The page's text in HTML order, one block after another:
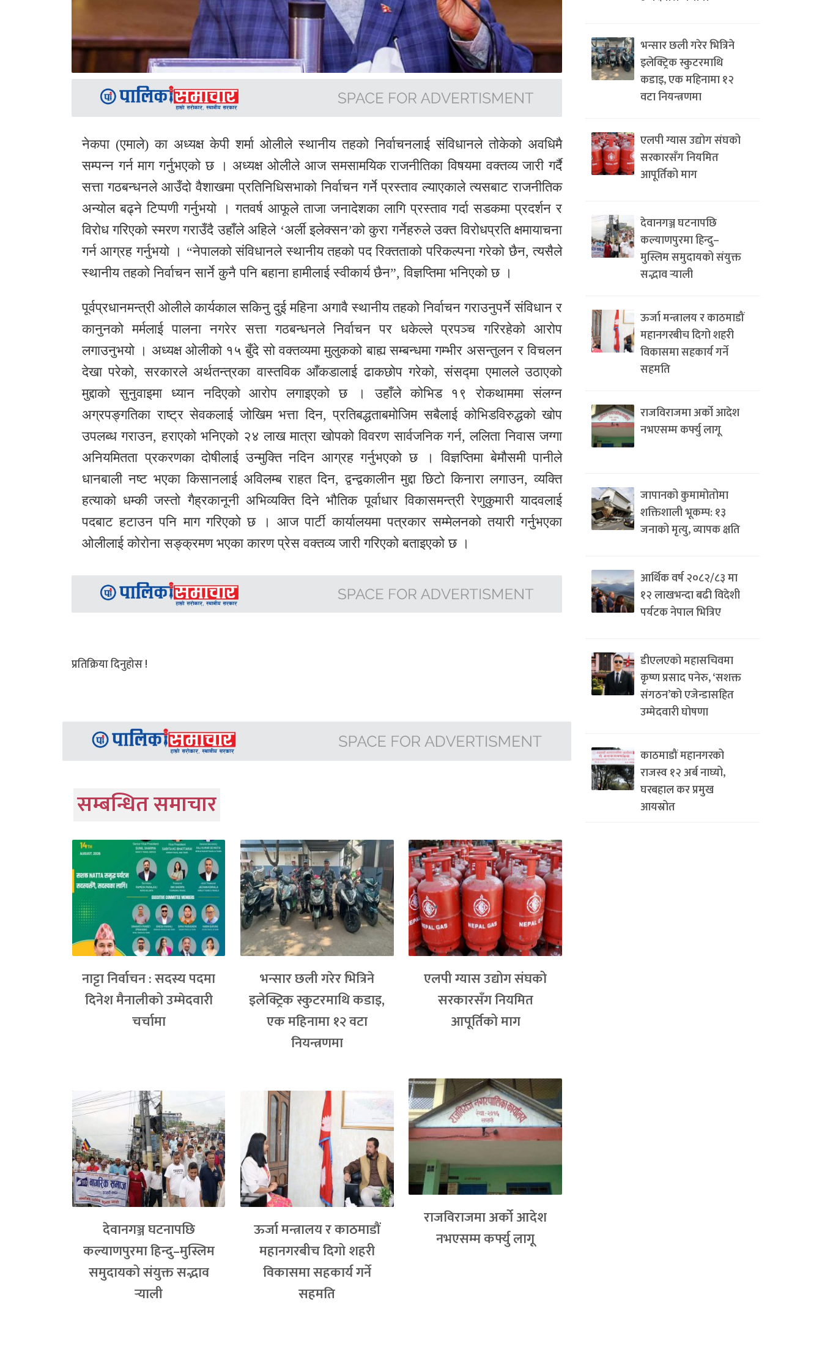
नेकपा (एमाले) का अध्यक्ष केपी शर्मा ओलीले स्थानीय तहको निर्वाचनलाई संविधानले तोकेको अवधिमै
सम्पन्न गर्न माग गर्नुभएको छ । अध्यक्ष ओलीले आज समसामयिक राजनीतिका विषयमा वक्तव्य जारी गर्दै
सत्ता गठबन्धनले आउँदो वैशाखमा प्रतिनिधिसभाको निर्वाचन गर्ने प्रस्ताव ल्याएकाले त्यसबाट राजनीतिक
अन्योल बढ्ने टिप्पणी गर्नुभयो । गतवर्ष आफूले ताजा जनादेशका लागि प्रस्ताव गर्दा सडकमा प्रदर्शन र
विरोध गरिएको स्मरण गराउँदै उहाँले अहिले ‘अर्ली इलेक्सन’को कुरा गर्नेहरुले उक्त विरोधप्रति क्षमायाचना
गर्न आग्रह गर्नुभयो । “नेपालको संविधानले स्थानीय तहको पद रिक्तताको परिकल्पना गरेको छैन, त्यसैले
स्थानीय तहको निर्वाचन सार्ने कुनै पनि बहाना हामीलाई स्वीकार्य छैन”, विज्ञप्तिमा भनिएको छ ।
पूर्वप्रधानमन्त्री ओलीले कार्यकाल सकिनु दुई महिना अगावै स्थानीय तहको निर्वाचन गराउनुपर्ने संविधान र
कानुनको मर्मलाई पालना नगरेर सत्ता गठबन्धनले निर्वाचन पर धकेल्ले प्रपञ्च गरिरहेको आरोप
लगाउनुभयो । अध्यक्ष ओलीको १५ बुँदे सो वक्तव्यमा मुलुकको बाह्य सम्बन्धमा गम्भीर असन्तुलन र विचलन
देखा परेको, सरकारले अर्थतन्त्रका वास्तविक आँकडालाई ढाकछोप गरेको, संसद्मा एमालले उठाएको
मुद्दाको सुनुवाइमा ध्यान नदिएको आरोप लगाइएको छ । उहाँले कोभिड १९ रोकथाममा संलग्न
अग्रपङ्गतिका राष्ट्र सेवकलाई जोखिम भत्ता दिन, प्रतिबद्धताबमोजिम सबैलाई कोभिडविरुद्धको खोप
उपलब्ध गराउन, हराएको भनिएको २४ लाख मात्रा खोपको विवरण सार्वजनिक गर्न, ललिता निवास जग्गा
अनियमितता प्रकरणका दोषीलाई उन्मुक्ति नदिन आग्रह गर्नुभएको छ । विज्ञप्तिमा बेमौसमी पानीले
धानबाली नष्ट भएका किसानलाई अविलम्ब राहत दिन, द्वन्द्वकालीन मुद्दा छिटो किनारा लगाउन, व्यक्ति
हत्याको धम्की जस्तो गैह्रकानूनी अभिव्यक्ति दिने भौतिक पूर्वाधार विकासमन्त्री रेणुकुमारी यादवलाई
पदबाट हटाउन पनि माग गरिएको छ । आज पार्टी कार्यालयमा पत्रकार सम्मेलनको तयारी गर्नुभएका
ओलीलाई कोरोना सङ्क्रमण भएका कारण प्रेस वक्तव्य जारी गरिएको बताइएको छ ।
प्रतिक्रिया दिनुहोस !
सम्बन्धित समाचार
नाट्टा निर्वाचन : सदस्य पदमा
दिनेश मैनालीको उम्मेदवारी
चर्चामा
भन्सार छली गरेर भित्रिने
इलेक्ट्रिक स्कुटरमाथि कडाइ,
एक महिनामा १२ वटा
नियन्त्रणमा
एलपी ग्यास उद्योग संघको
सरकारसँग नियमित
आपूर्तिको माग
देवानगञ्ज घटनापछि
कल्याणपुरमा हिन्दु–मुस्लिम
समुदायको संयुक्त सद्भाव
र्‍याली
ऊर्जा मन्त्रालय र काठमाडौं
महानगरबीच दिगो शहरी
विकासमा सहकार्य गर्ने
सहमति
राजविराजमा अर्को आदेश
नभएसम्म कर्फ्यु लागू
भन्सार छली गरेर भित्रिने
इलेक्ट्रिक स्कुटरमाथि
कडाइ, एक महिनामा १२
वटा नियन्त्रणमा
एलपी ग्यास उद्योग संघको
सरकारसँग नियमित
आपूर्तिको माग
देवानगञ्ज घटनापछि
कल्याणपुरमा हिन्दु–
मुस्लिम समुदायको संयुक्त
सद्भाव र्‍याली
ऊर्जा मन्त्रालय र काठमाडौं
महानगरबीच दिगो शहरी
विकासमा सहकार्य गर्ने
सहमति
राजविराजमा अर्को आदेश
नभएसम्म कर्फ्यु लागू
जापानको कुमामोतोमा
शक्तिशाली भूकम्प: १३
जनाको मृत्यु, व्यापक क्षति
आर्थिक वर्ष २०८२/८३ मा
१२ लाखभन्दा बढी विदेशी
पर्यटक नेपाल भित्रिए
डीएलएको महासचिवमा
कृष्ण प्रसाद पनेरु, ‘सशक्त
संगठन’को एजेन्डासहित
उम्मेदवारी घोषणा
काठमाडौं महानगरको
राजस्व १२ अर्ब नाघ्यो,
घरबहाल कर प्रमुख
आयस्रोत